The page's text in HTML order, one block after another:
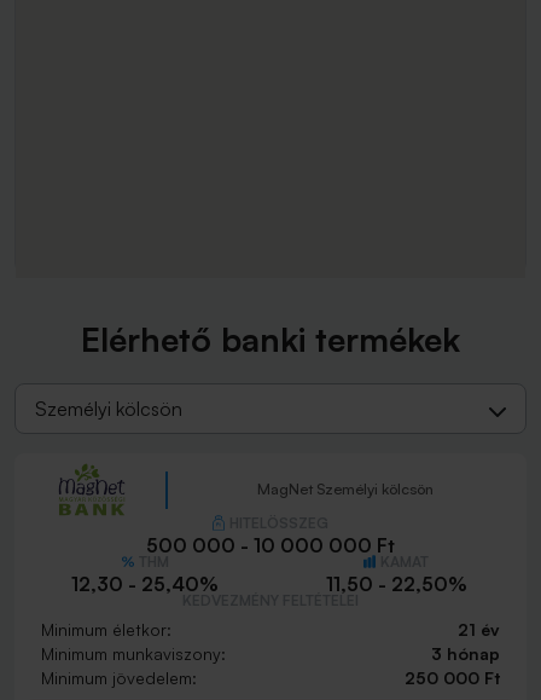
Elérhető banki termékek
Személyi kölcsön
MagNet Személyi kölcsön
500 000 - 10 000 000 Ft
12,30 - 25,40% 11,50 - 22,50%
Minimum életkor:
21 év
Minimum munkaviszony:
3 hónap
Minimum jövedelem:
250 000 Ft